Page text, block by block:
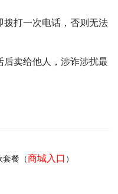
打一次电话，否则无法
卖给他人，涉诈涉扰最
餐（商城入口 ）